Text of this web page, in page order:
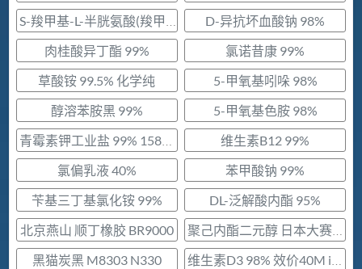
S-羧甲基-L-半胱氨酸(羧甲司坦) 98.5%
D-异抗坏血酸钠 98%
肉桂酸异丁酯 99%
氯诺昔康 99%
草酸铵 99.5% 化学纯
5-甲氧基吲哚 98%
醇溶苯胺黑 99%
5-甲氧基色胺 98%
青霉素钾工业盐 99% 1588u/mg
维生素B12 99%
氯偏乳液 40%
苯甲酸钠 99%
苄基三丁基氯化铵 99%
DL-泛解酸内酯 95%
北京燕山 顺丁橡胶 BR9000
聚己内酯二元醇 日本大赛璐PCL205
黑猫炭黑 M8303 N330 维生素D3 98% 效价40M iu/g